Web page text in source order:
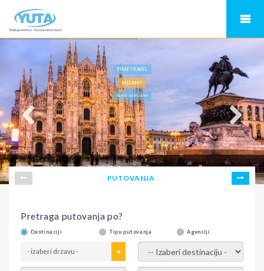
TIME TRAVEL
MILANO
MILANO - NOVA GODINA
PUTOVANJA
Pretraga putovanja po?
Destinaciji Tipu putovanja Agenciji
- izaberi drzavu - - izaberi destinaciju -